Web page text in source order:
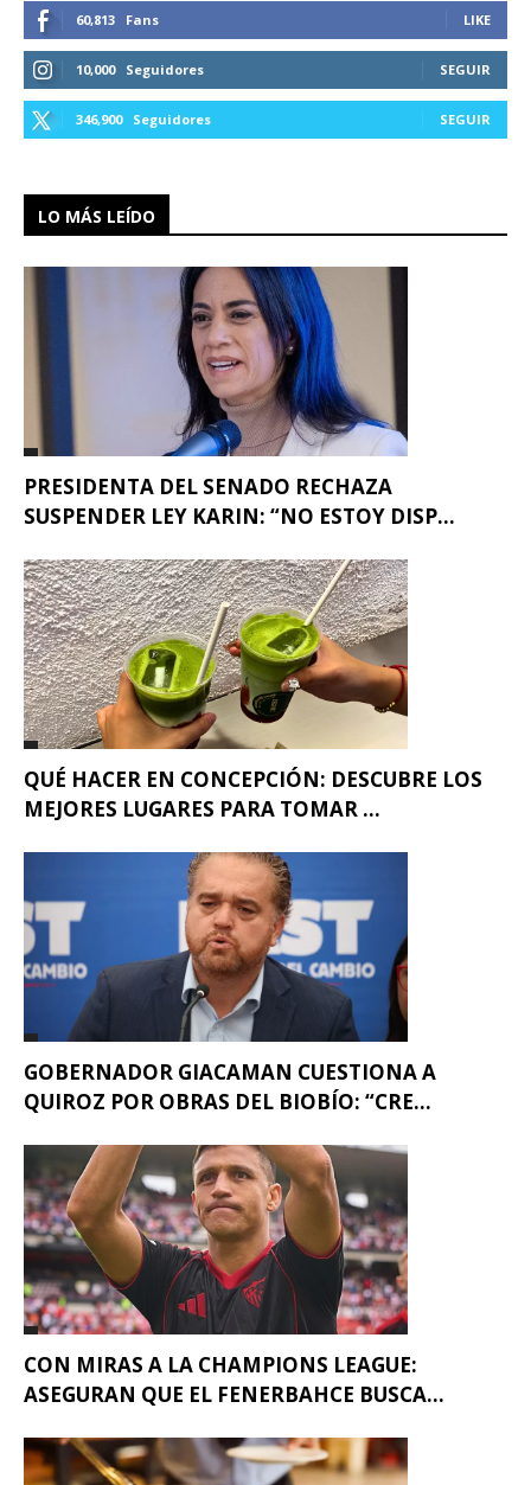
60,813 Fans LIKE
10,000 Seguidores SEGUIR
346,900 Seguidores SEGUIR
LO MÁS LEÍDO
PRESIDENTA DEL SENADO RECHAZA
SUSPENDER LEY KARIN: “NO ESTOY DISP...
QUÉ HACER EN CONCEPCIÓN: DESCUBRE LOS
MEJORES LUGARES PARA TOMAR ...
GOBERNADOR GIACAMAN CUESTIONA A
QUIROZ POR OBRAS DEL BIOBÍO: “CRE...
CON MIRAS A LA CHAMPIONS LEAGUE:
ASEGURAN QUE EL FENERBAHCE BUSCA...